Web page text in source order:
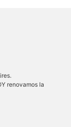
renovamos la